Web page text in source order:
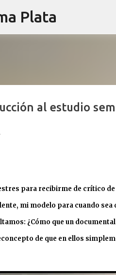
Plata
al estudio
para recibirme de crítico
mi modelo para cuando
¿Cómo que un
de que en ellos